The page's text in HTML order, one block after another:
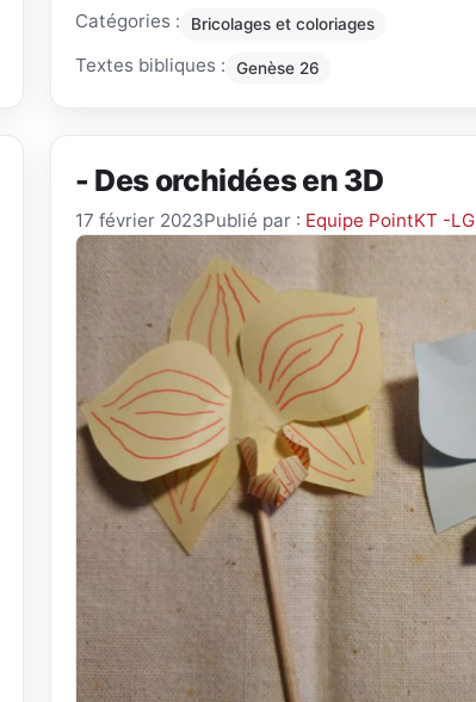
Catégories : Bricolages et coloriages
Textes bibliques : Genèse 26
- Des orchidées en 3D
17 février 2023Publié par : Equipe PointKT -LG